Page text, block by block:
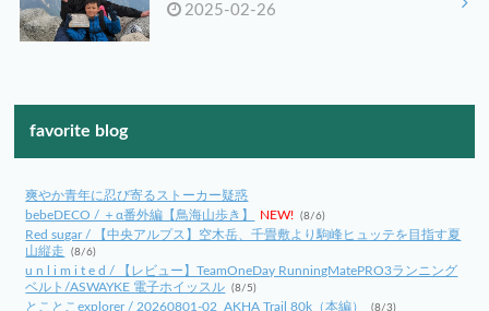
2025-02-26
favorite blog
爽やか青年に忍び寄るストーカー疑惑
bebeDECO / ＋α番外編【鳥海山歩き】
NEW! (8/6)
Red sugar / 【中央アルプス】空木岳、千畳敷より駒峰ヒュッテを目指す夏
山縦走
(8/6)
u n l i m i t e d / 【レビュー】TeamOneDay RunningMatePRO3ランニング
ベルト/ASWAYKE 電子ホイッスル (8/5)
とことこexplorer / 20260801-02_AKHA Trail 80k（本編） (8/3)